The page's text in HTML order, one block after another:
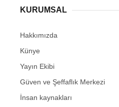
KURUMSAL
Hakkımızda
Künye
Yayın Ekibi
Güven ve Şeffaflık Merkezi
İnsan kaynakları